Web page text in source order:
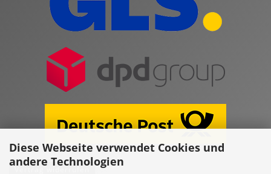
Diese Webseite verwendet Cookies und
andere Technologien